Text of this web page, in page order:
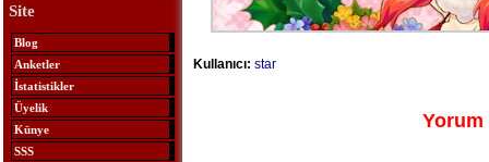
Site
Blog
Anketler
İstatistikler
Üyelik
Künye
SSS
Kullanıcı: star
Yorum